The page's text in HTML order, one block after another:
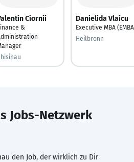
Ciornii
&
Danielida Vlaicu
Executive MBA
Heilbronn
Jobs-Netzwerk
den Job, der wirklich zu Dir